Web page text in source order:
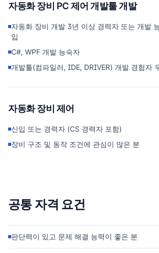
자동화 장비 PC 제어 개발툴 개발
자동화 장비 개발 3년 이상 경력자 또는 개발
입
C#, WPF 개발 능숙자
개발툴(컴파일러, IDE, DRIVER) 개발 경험자
자동화 장비 제어
신입 또는 경력자 (CS 경력자 포함)
장비 구조 및 동작 조건에 관심이 많은 분
공통 자격 요건
판단력이 있고 문제 해결 능력이 좋은 분